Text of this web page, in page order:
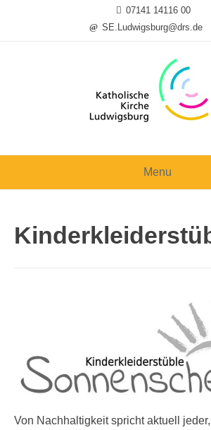
07141 14116 00
SE.Ludwigsburg@drs.de
Menu
Von Nachhaltigkeit spricht aktuell